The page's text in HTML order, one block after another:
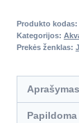
Produkto kodas:
Kategorijos:
Prekės ženklas:
Aprašymas